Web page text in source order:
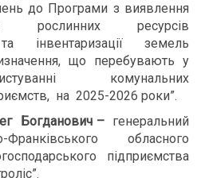
до Програми з виявлення
рослинних ресурсів
інвентаризації земель
що перебувають у
комунальних
на 2025-2026 роки”.
Богданович – генеральний
обласного
підприємства